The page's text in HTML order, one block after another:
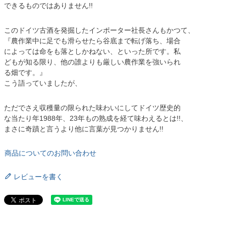
できるものではありません!!
このドイツ古酒を発掘したインポーター社長さんもかつて、
『農作業中に足でも滑らせたら谷底まで転げ落ち、場合
によっては命をも落としかねない、といった所です。私
どもが知る限り、他の誰よりも厳しい農作業を強いられ
る畑です。』
こう語っていましたが、
ただでさえ収穫量の限られた味わいにしてドイツ歴史的
な当たり年1988年、23年もの熟成を経て味わえるとは!!、
まさに奇蹟と言うより他に言葉が見つかりません!!
商品についてのお問い合わせ
レビューを書く